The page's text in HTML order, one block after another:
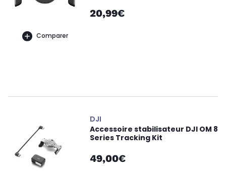
Comparer
20,99€
DJI
Accessoire stabilisateur DJI OM 8
Series Tracking Kit
49,00€